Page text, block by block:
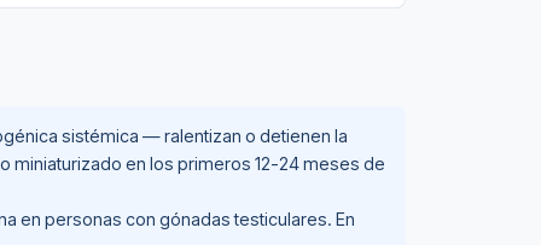
sistémica — ralentizan o detienen la
miniaturizado en los primeros 12-24 meses de
en personas con gónadas testiculares. En